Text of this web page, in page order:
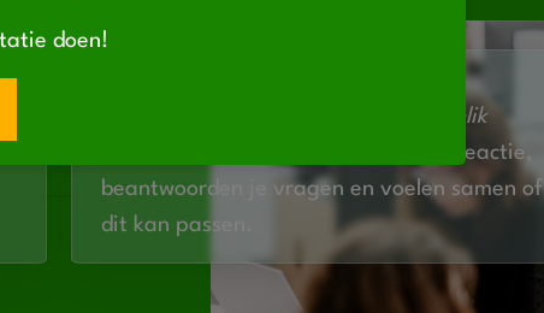
EVEN CONTACT
persoanlik
contact met je op. We bespreken je reactie,
beantwoorden je vragen en voelen samen of
dit kan passen.
doen!